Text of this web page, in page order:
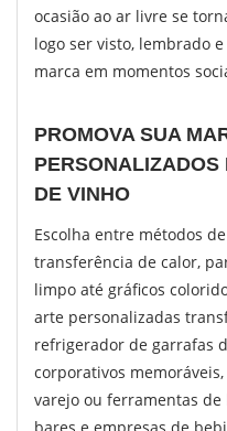
ocasião ao ar livre se
logo ser visto, lembrado
marca em momentos
PROMOVA SUA
PERSONALIZADOS
DE VINHO
Escolha entre métodos
transferência de calor,
limpo até gráficos
arte personalizadas
refrigerador de garrafas
corporativos
varejo ou ferramentas
bares e empresas de